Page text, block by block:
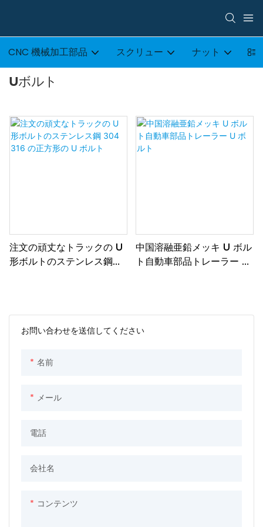
CNC 機械加工部品 スクリュー ナット ボ
Uボルト
お問い合わせを送信してください
名前
メール
電話
会社名
コンテンツ
注文の頑丈なトラックの U
形ボルトのステンレス鋼
中国溶融亜鉛メッキ U ボル
ト自動車部品トレーラー U